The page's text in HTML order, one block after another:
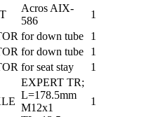
Acros AIX-
586
1
for down tube
1
for down tube
1
for seat stay 1
EXPERT TR;
L=178.5mm
M12x1
1